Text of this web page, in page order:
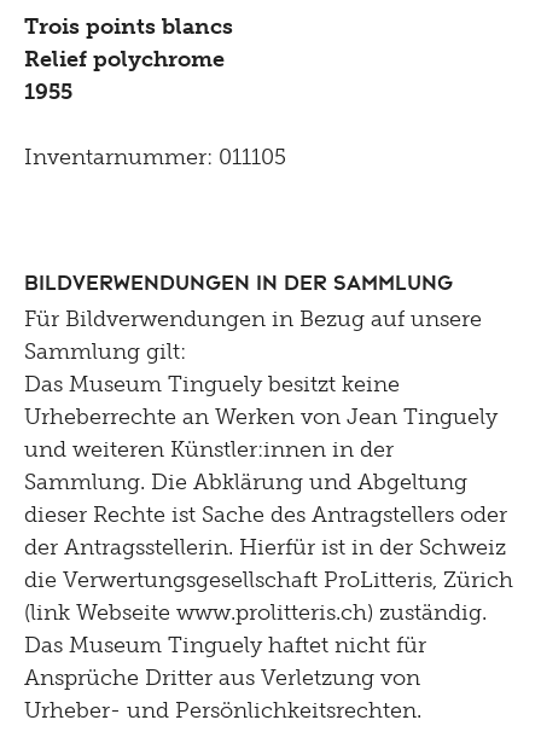
Trois points blancs
Relief polychrome
1955
Inventarnummer: 011105
Bildverwendungen in der Sammlung
Für Bildverwendungen in Bezug auf unsere
Sammlung gilt:
Das Museum Tinguely besitzt keine
Urheberrechte an Werken von Jean Tinguely
und weiteren Künstler:innen in der
Sammlung. Die Abklärung und Abgeltung
dieser Rechte ist Sache des Antragstellers oder
der Antragsstellerin. Hierfür ist in der Schweiz
die Verwertungsgesellschaft ProLitteris, Zürich
(link Webseite www.prolitteris.ch) zuständig.
Das Museum Tinguely haftet nicht für
Ansprüche Dritter aus Verletzung von
Urheber- und Persönlichkeitsrechten.